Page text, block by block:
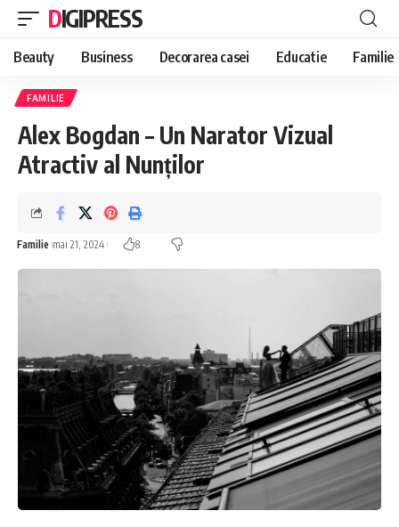
DIGIPRESS
Beauty Business Decorarea casei Educatie Familie
FAMILIE
Alex Bogdan – Un Narator Vizual
Atractiv al Nunților
Familie mai 21, 2024 8